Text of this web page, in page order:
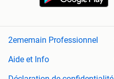
2ememain Professionnel
Aide et Info